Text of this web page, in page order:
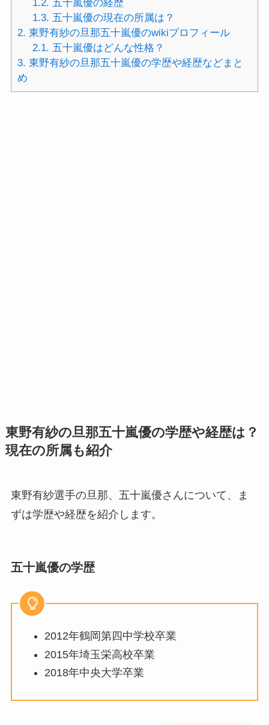
1.2. 五十嵐優の経歴
1.3. 五十嵐優の現在の所属は？
2. 東野有紗の旦那五十嵐優のwikiプロフィール
2.1. 五十嵐優はどんな性格？
3. 東野有紗の旦那五十嵐優の学歴や経歴などまと
め
東野有紗の旦那五十嵐優の学歴や経歴は？
現在の所属も紹介
東野有紗選手の旦那、五十嵐優さんについて、ま
ずは学歴や経歴を紹介します。
五十嵐優の学歴
2012年鶴岡第四中学校卒業
2015年埼玉栄高校卒業
2018年中央大学卒業